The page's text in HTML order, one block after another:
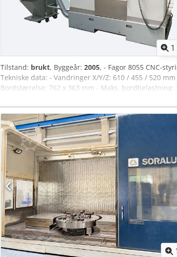
1
Tilstand: brukt, Byggeår: 2005, - Fagor 8055 CNC-
Tekniske data: - Vandringer X/Y/Z: 610 / 455 / 520
Bordstørrelse: 762 x 363 mm - Maks.